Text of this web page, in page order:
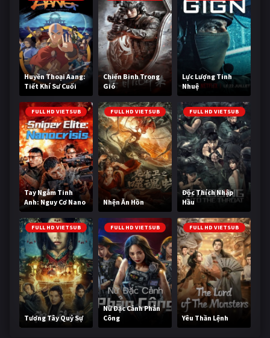
Huyền Thoại Aang:
Tiết Khí Sư Cuối
Cùng
Chiến Binh Trong
Gió
Lực Lượng Tinh
Nhuệ
FULL HD VIETSUB
Tay Ngắm Tinh
Anh: Nguy Cơ Nano
FULL HD VIETSUB
Nhện Ăn Hồn
FULL HD VIETSUB
Độc Thích Nhập
Hầu
FULL HD VIETSUB
Tương Tây Quỷ Sự
FULL HD VIETSUB
Nữ Đặc Cảnh Phản
Công
FULL HD VIETSUB
Yêu Thần Lệnh